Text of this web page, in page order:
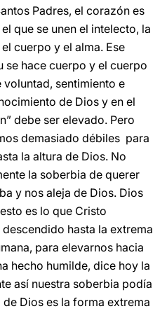
Padres, el corazón es
que se unen el intelecto, la
cuerpo y el alma. Ese
se hace cuerpo y el cuerpo
voluntad, sentimiento e
de Dios y en el
debe ser elevado. Pero
demasiado débiles para
la altura de Dios. No
la soberbia de querer
y nos aleja de Dios. Dios
es lo que Cristo
hasta la extrema
para elevarnos hacia
hecho humilde, dice hoy la
así nuestra soberbia podía
Dios es la forma extrema